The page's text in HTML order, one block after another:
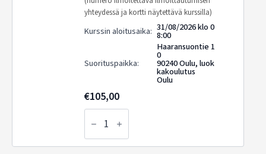
yhteydessä ja kortti näytettävä kurssilla)
Kurssin aloitusaika: 31/08/2026 klo 0
8:00
Suorituspaikka:
Haaransuontie 1
0
90240 Oulu, luok
kakoulutus
Oulu
4h
Työturvallisuuskorttikoulutus
kortin
uusijoille,
€105,00